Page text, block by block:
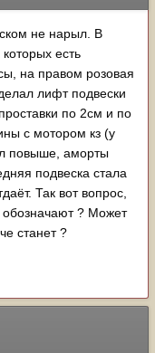
не нарыл. В
есть
на правом розовая
лифт подвески
по 2см и по
с мотором кз (у
повыше, аморты
подвеска стала
Так вот вопрос,
обозначают ? Может
станет ?